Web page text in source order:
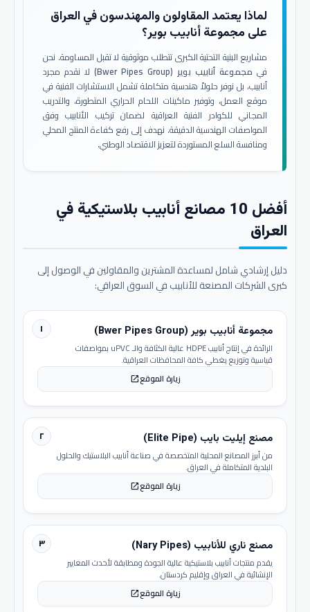
لماذا يعتمد المقاولون والمهندسون في العراق
على مجموعة أنابيب بوير؟
مشاريع البنية التحتية الكبرى تتطلب موثوقية لا تقبل المساومة. نحن
في مجموعة أنابيب بوير (Bwer Pipes Group)
لا نقدم مجرد
أنابيب، بل نوفر حلولاً هندسية متكاملة تشمل الاستشارات الفنية في
موقع العمل، وتوفير ماكينات اللحام الحراري المتطورة، والتدريب
المجاني للكوادر الفنية العراقية لضمان تركيب الأنابيب وفق
المواصفات الهندسية الدقيقة. نهدف إلى رفع كفاءة المنتج المحلي
ومنافسة السلع المستوردة لتعزيز الاقتصاد الوطني.
أفضل 10 مصانع أنابيب بلاستيكية في
العراق
دليل إرشادي شامل لمساعدة المشترين والمقاولين في الوصول إلى
كبرى الشركات المصنعة للأنابيب في السوق العراقي:
١ مجموعة أنابيب بوير (Bwer Pipes Group)
الرائدة في إنتاج أنابيب HDPE عالية الكثافة والـ uPVC بمواصفات
قياسية وتوزيع يغطي كافة المحافظات العراقية.
زيارة الموقعopen_in_new
٢ مصنع إيليت بايب (Elite Pipe)
من أبرز المصانع المحلية المتخصصة في صناعة أنابيب البلاستيك والحلول
البلدية المتكاملة في العراق.
زيارة الموقعopen_in_new
٣ مصنع ناري للأنابيب (Nary Pipes)
يقدم منتجات أنابيب بلاستيكية عالية الجودة ومطابقة لأحدث المعايير
الإنشائية في العراق وإقليم كردستان.
زيارة الموقعopen_in_new